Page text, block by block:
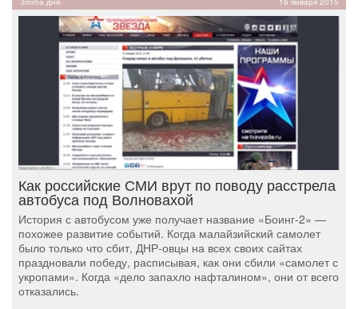
Как российские СМИ врут по поводу расстрела
автобуса под Волновахой
История с автобусом уже получает название «Боинг-2» —
похожее развитие событий. Когда малайзийский самолет
было только что сбит, ДНР-овцы на всех своих сайтах
праздновали победу, расписывая, как они сбили «самолет с
укропами». Когда «дело запахло нафталином», они от всего
отказались.